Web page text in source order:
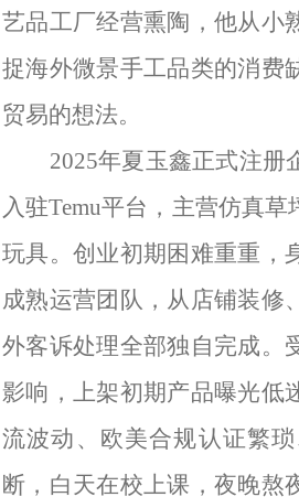
艺品工厂经营熏陶，他从小
捉海外微景手工品类的消费
贸易的想法。
2025年夏玉鑫正式注册
入驻Temu平台，主营仿真
玩具。创业初期困难重重，
成熟运营团队，从店铺装修
外客诉处理全部独自完成。
影响，上架初期产品曝光低
流波动、欧美合规认证繁
断，白天在校上课，夜晚熬